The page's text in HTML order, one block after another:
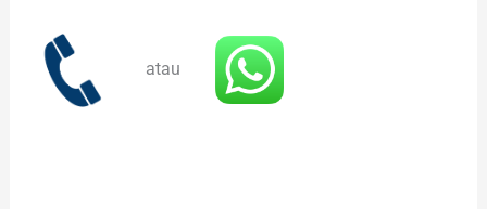
atau